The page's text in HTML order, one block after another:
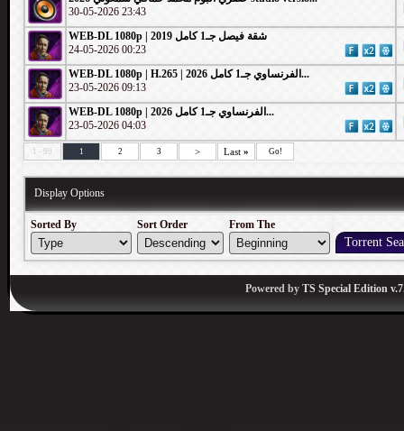
30-05-2026 23:43
WEB-DL 1080p | 2019 شقة فيصل جـ1 كامل
24-05-2026 00:23
WEB-DL 1080p | H.265 | 2026 الفرنساوي جـ1 كامل...
23-05-2026 09:13
WEB-DL 1080p | 2026 الفرنساوي جـ1 كامل...
23-05-2026 04:03
1 - 99 1 2 3 > Last » Go!
Display Options
Sorted By Sort Order From The
Powered by TS Special Edition